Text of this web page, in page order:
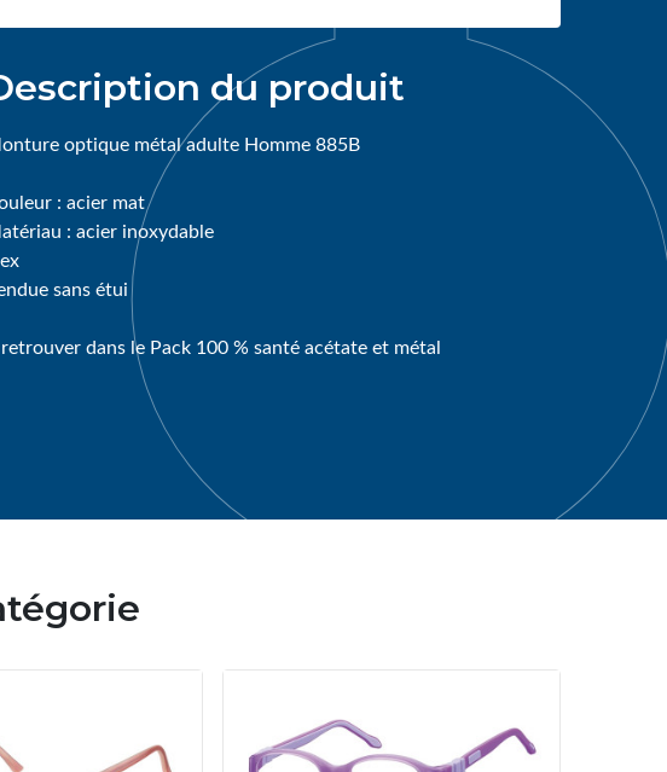
du produit
optique métal adulte Homme 885B
: acier mat
: acier inoxydable
sans étui
dans le Pack 100 % santé acétate et métal